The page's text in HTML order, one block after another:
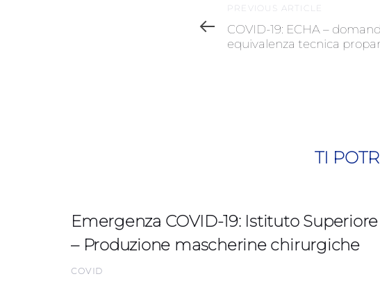
Previous
Article
PREVIOUS ARTICLE
COVID-19: ECHA –
equivalenza tecnica
TI
Emergenza COVID-19: Istituto
– Produzione mascherine chirurgiche
COVID